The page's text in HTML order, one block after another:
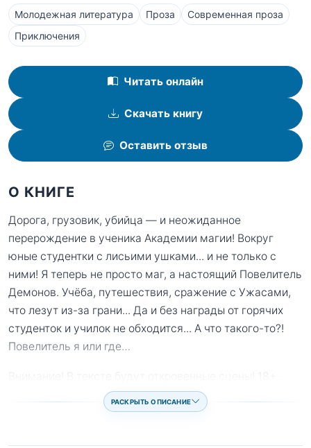
Молодежная литература Проза
Современная проза
Приключения
Читать онлайн
Скачать книгу
Оставить отзыв
О КНИГЕ
Дорога, грузовик, убийца — и неожиданное
перерождение в ученика Академии магии! Вокруг
юные студентки с лисьими ушками... и не только с
ними! Я теперь не просто маг, а настоящий Повелитель
Демонов. Учёба, путешествия, сражение с Ужасами,
что лезут из-за грани... Да и без награды от горячих
студенток и училок не обходится... А что такого-то?!
Повелитель я или где…
РАСКРЫТЬ ОПИСАНИЕ